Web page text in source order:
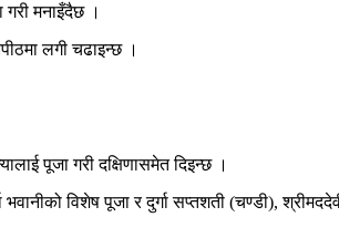
मनाइँदैछ ।
लगी चढाइन्छ ।
पूजा गरी दक्षिणासमेत दिइन्छ ।
विशेष पूजा र दुर्गा सप्तशती (चण्डी),